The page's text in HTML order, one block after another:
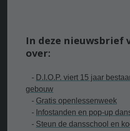
In deze nieuwsbrief
over:
- D.I.O.P. viert 15 jaar
gebouw
- Gratis openlessenweek
- nfostanden en pop-up
- Steun de dansschool en